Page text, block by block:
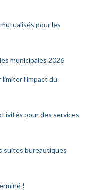
pour les
municipales 2026
l’impact du
pour des services
suites bureautiques
!